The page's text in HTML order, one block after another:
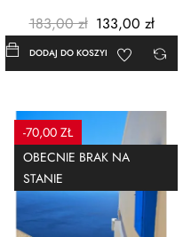
183,00 zł 133,00 zł
DODAJ DO KOSZYKA
-70,00 ZŁ
OBECNIE BRAK NA
STANIE